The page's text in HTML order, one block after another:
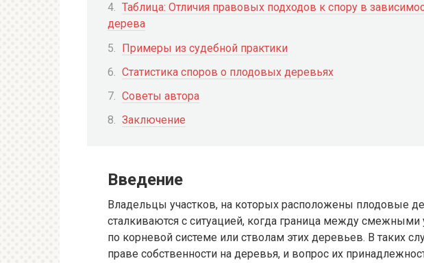
Таблица: Отличия правовых подходов к спору в
дерева
Примеры из судебной практики
Статистика споров о плодовых деревьях
Советы автора
Заключение
Введение
Владельцы участков, на которых расположены плодовые
сталкиваются с ситуацией, когда граница между смежными
по корневой системе или стволам этих деревьев. В таких
праве собственности на деревья, и вопрос их